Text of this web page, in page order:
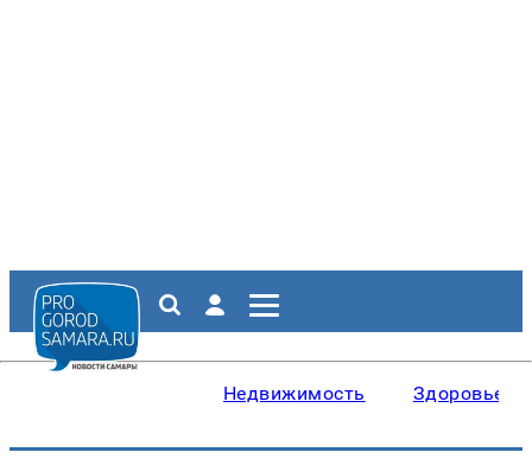
Недвижимость Здоровье